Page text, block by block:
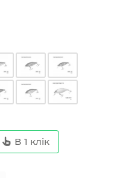
В 1 клік